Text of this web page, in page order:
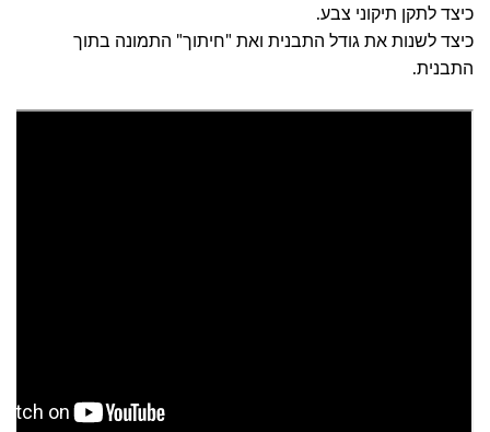
כיצד לתקן תיקוני צבע.
כיצד לשנות את גודל התבנית ואת "חיתוך" התמונה בתוך
התבנית.